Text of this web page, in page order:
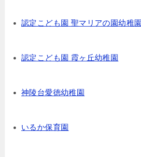
認定こども園 聖マリアの園幼稚園
認定こども園 霞ヶ丘幼稚園
神陵台愛徳幼稚園
いるか保育園